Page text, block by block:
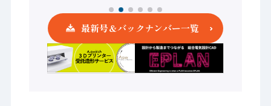
最新号＆バックナンバー一覧